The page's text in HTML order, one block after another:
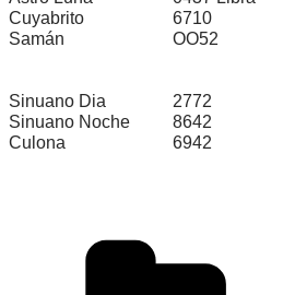
Cuyabrito
6710
Samán
OO52
Sinuano Dia
2772
Sinuano Noche
8642
Culona
6942